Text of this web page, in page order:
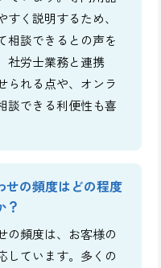
く説明するため、
相談できるとの声を
社労士業務と連携
られる点や、オンラ
談できる利便性も喜
せの頻度はどの程度
？
の頻度は、お客様の
しています。多くの